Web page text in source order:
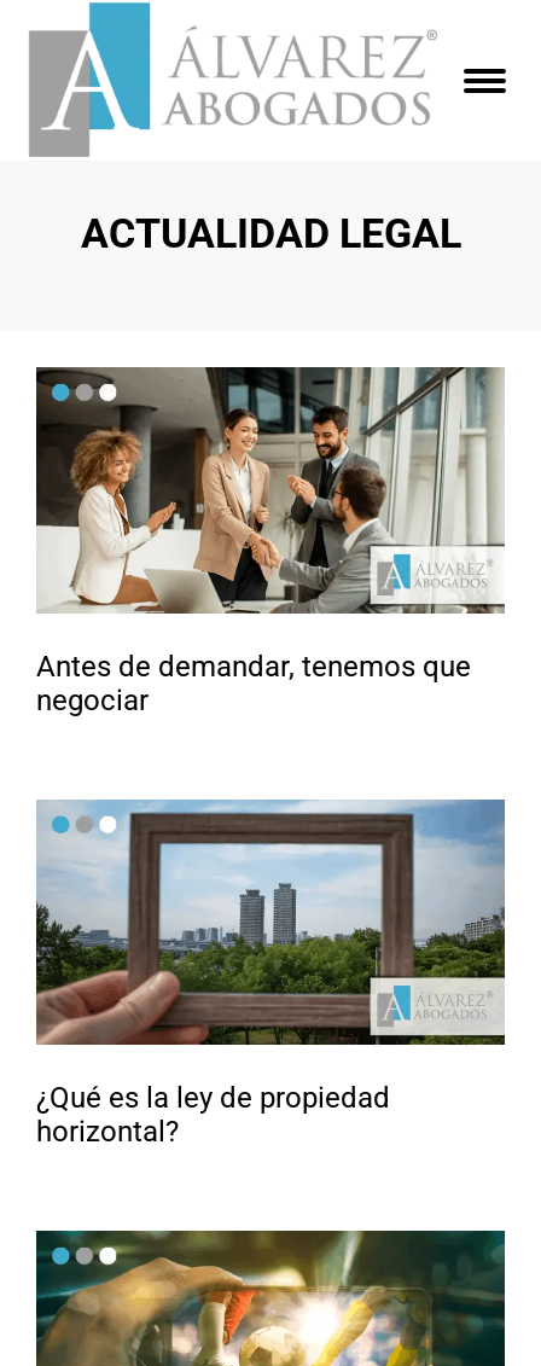
ACTUALIDAD LEGAL
Antes de demandar, tenemos que
negociar
¿Qué es la ley de propiedad
horizontal?